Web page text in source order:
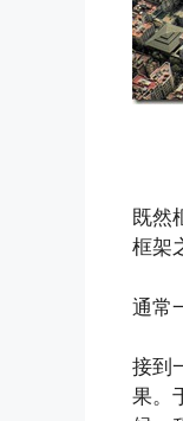
既然
框架
通常
接到
果。